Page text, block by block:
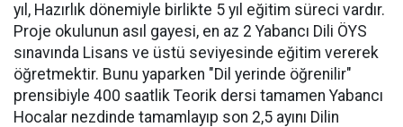
yıl, Hazırlık dönemiyle birlikte 5 yıl eğitim süreci vardır.
Proje okulunun asıl gayesi, en az 2 Yabancı Dili ÖYS
sınavında Lisans ve üstü seviyesinde eğitim vererek
öğretmektir. Bunu yaparken "Dil yerinde öğrenilir"
prensibiyle 400 saatlik Teorik dersi tamamen Yabancı
Hocalar nezdinde tamamlayıp son 2,5 ayını Dilin